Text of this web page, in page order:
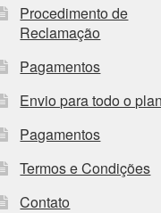
Procedimento de
Reclamação
Pagamentos
Envio para todo o
Pagamentos
Termos e Condições
Contato